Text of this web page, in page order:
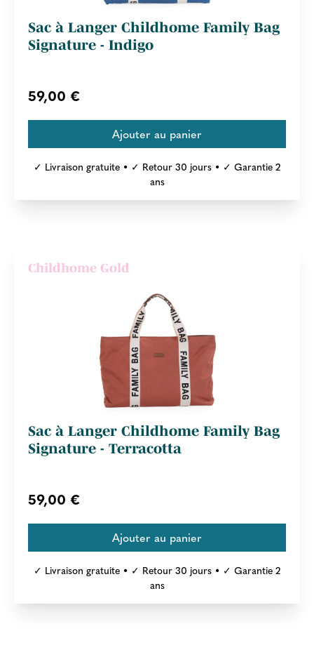
Sac à Langer Childhome Family Bag
Signature - Indigo
59,00 €
✓ Livraison gratuite • ✓ Retour 30 jours • ✓ Garantie 2
ans
Childhome Gold
Sac à Langer Childhome Family Bag
Signature - Terracotta
59,00 €
✓ Livraison gratuite • ✓ Retour 30 jours • ✓ Garantie 2
ans